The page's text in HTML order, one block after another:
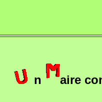
n aire